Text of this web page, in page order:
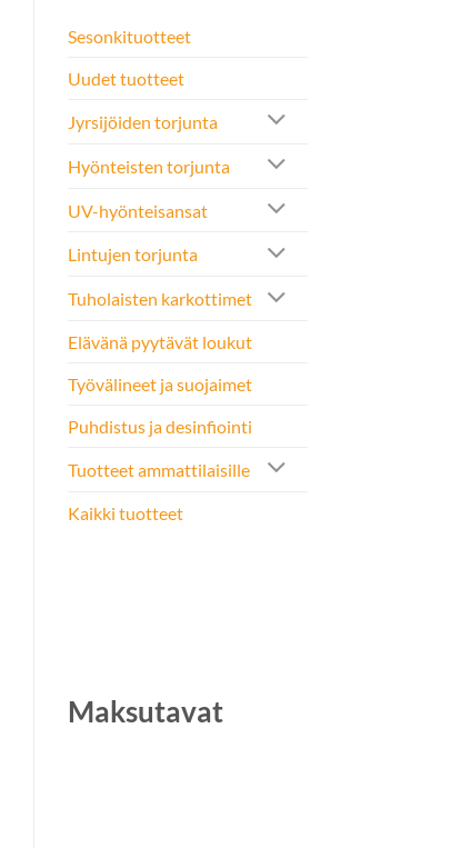
Sesonkituotteet
Uudet tuotteet
Jyrsijöiden torjunta
Hyönteisten torjunta
UV-hyönteisansat
Lintujen torjunta
Tuholaisten karkottimet
Elävänä pyytävät loukut
Työvälineet ja suojaimet
Puhdistus ja desinfiointi
Tuotteet ammattilaisille
Kaikki tuotteet
Maksutavat